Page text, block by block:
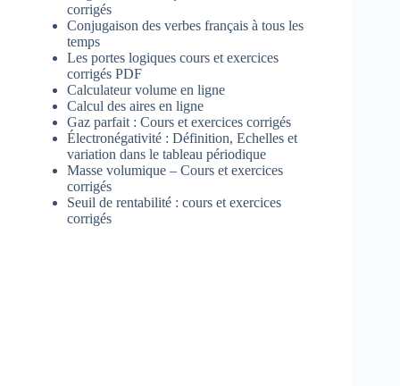
corrigés
Conjugaison des verbes français à tous les
temps
Les portes logiques cours et exercices
corrigés PDF
Calculateur volume en ligne
Calcul des aires en ligne
Gaz parfait : Cours et exercices corrigés
Électronégativité : Définition, Echelles et
variation dans le tableau périodique
Masse volumique – Cours et exercices
corrigés
Seuil de rentabilité : cours et exercices
corrigés